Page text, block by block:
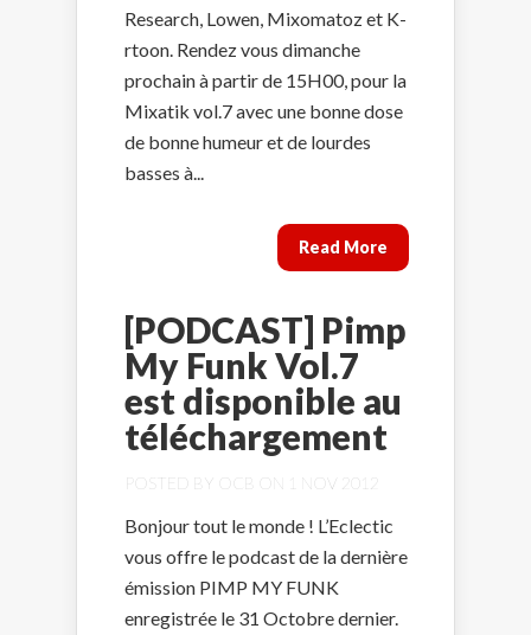
Research, Lowen, Mixomatoz et K-
rtoon. Rendez vous dimanche
prochain à partir de 15H00, pour la
Mixatik vol.7 avec une bonne dose
de bonne humeur et de lourdes
basses à...
Read More
[PODCAST] Pimp
My Funk Vol.7
est disponible au
téléchargement
POSTED BY OCB ON 1 NOV 2012
Bonjour tout le monde ! L’Eclectic
vous offre le podcast de la dernière
émission PIMP MY FUNK
enregistrée le 31 Octobre dernier.